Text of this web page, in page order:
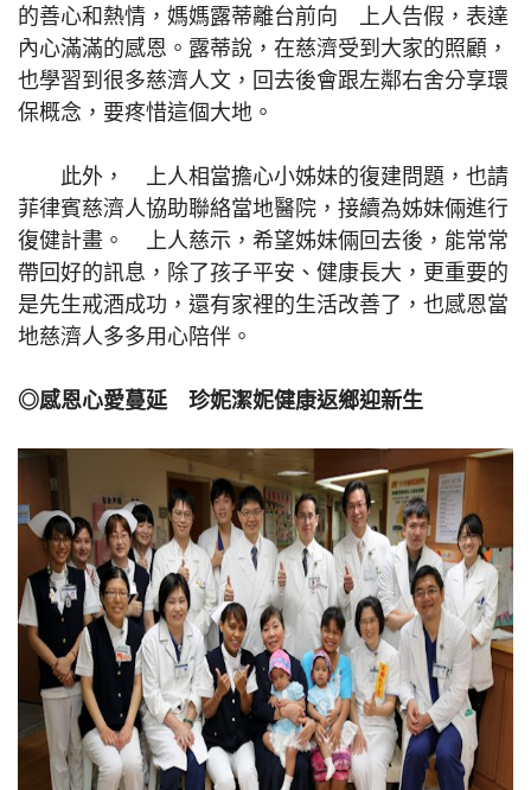
的善心和熱情，媽媽露蒂離台前向 上人告假，表達
內心滿滿的感恩。露蒂說，在慈濟受到大家的照顧，
也學習到很多慈濟人文，回去後會跟左鄰右舍分享環
保概念，要疼惜這個大地。
此外， 上人相當擔心小姊妹的復建問題，也請
菲律賓慈濟人協助聯絡當地醫院，接續為姊妹倆進行
復健計畫。 上人慈示，希望姊妹倆回去後，能常常
帶回好的訊息，除了孩子平安、健康長大，更重要的
是先生戒酒成功，還有家裡的生活改善了，也感恩當
地慈濟人多多用心陪伴。
◎感恩心愛蔓延 珍妮潔妮健康返鄉迎新生